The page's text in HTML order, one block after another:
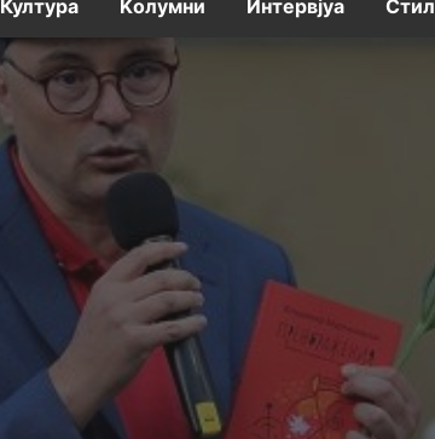
Култура Kолумни Интервјуа Стил